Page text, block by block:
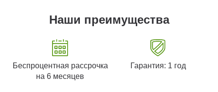
Наши преимущества
Беспроцентная рассрочка
на 6 месяцев
Гарантия: 1 год